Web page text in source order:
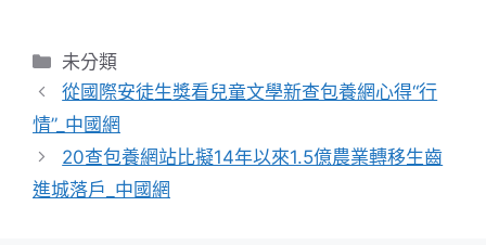
分
類
未分類
從國際安徒生獎看兒童文學新查包養網心得“行
情”_中國網
20查包養網站比擬14年以來1.5億農業轉移生齒
進城落戶_中國網